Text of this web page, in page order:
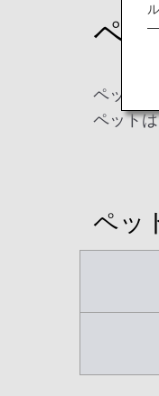
ペ
ペット
ペット
ペッ